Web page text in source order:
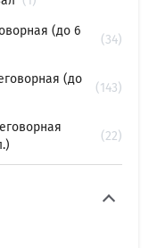
(до 6
34
(до
143
22